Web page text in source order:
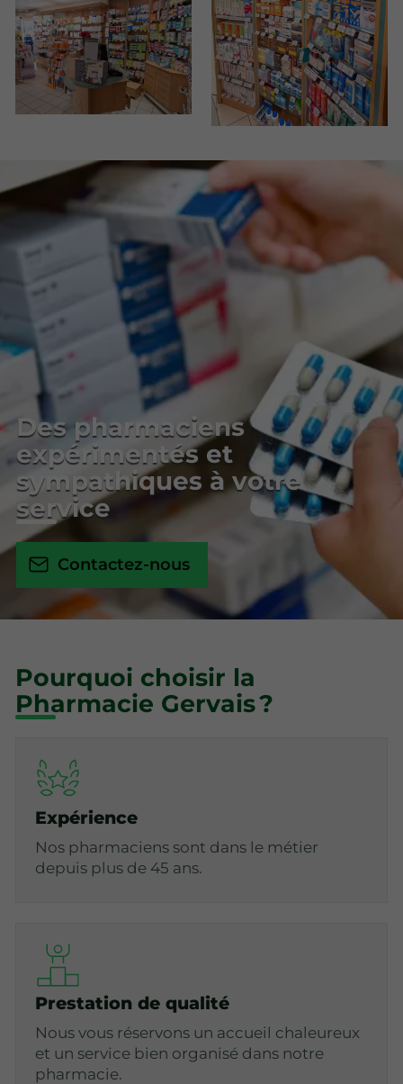
Des pharmaciens
expérimentés et
sympathiques à votre
service
Contactez-nous
Pourquoi choisir la
Pharmacie Gervais ?
Expérience
Nos pharmaciens sont dans le métier
depuis plus de 45 ans.
Prestation de qualité
Nous vous réservons un accueil chaleureux
et un service bien organisé dans notre
pharmacie.